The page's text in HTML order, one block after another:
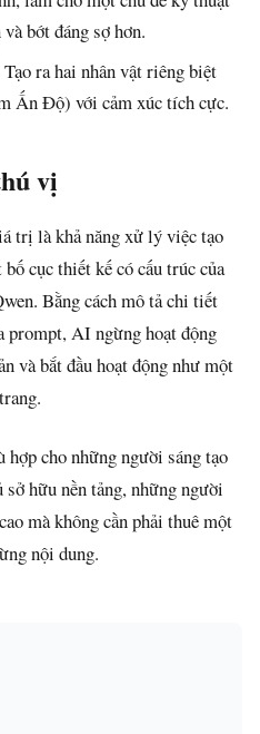
bớt đáng sợ hơn.
Tạo ra hai nhân vật riêng biệt
Ấn Độ) với cảm xúc tích cực.
vị
trị là khả năng xử lý việc tạo
cục thiết kế có cấu trúc của
Bằng cách mô tả chi tiết
prompt, AI ngừng hoạt động
và bắt đầu hoạt động như một
cho những người sáng tạo
hữu nền tảng, những người
mà không cần phải thuê một
nội dung.